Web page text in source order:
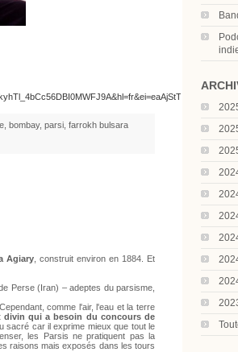
bombay, parsi farrokh bulsara
Agiary , construit environ en 1884.
Et
Perse (Iran) – adeptes du parsisme,
comme l'air, l'eau et la terre
divin qui a besoin du concours de
sacré car il exprime mieux que tout le
les Parsis ne pratiquent pas la
raisons mais exposés dans les tours